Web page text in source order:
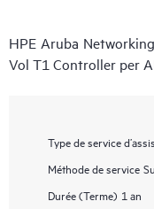
HPE Aruba
Vol T1 Controller per
Type de service
Méthode de service
Durée (Terme) 1 an